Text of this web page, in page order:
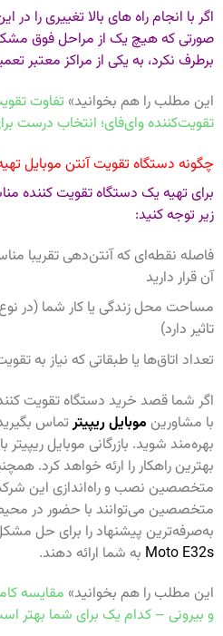
اگر با انجام راه های بالا تغییری را
صورتی که هیچ یک از مراحل فوق مشکل
برطرف نکرد، به یکی از مراکز معتبر
این مطلب را هم بخوانید» تفاوت
تقویت‌کننده وای‌فای؛ انتخاب درست
چگونه دستگاه تقویت آنتن موبایل
برای تهیه یک دستگاه تقویت کننده
زیر توجه کنید:
فاصله نقطه‌ای که آنتن‌دهی تقریبا
آن قرار دارید
مساحت محل زندگی یا کار شما (در
تاثیر دارد)
تعداد اتاق‌ها یا طبقاتی که نیاز به
اگر شما قصد خرید دستگاه تقویت
با مشاورین موبایل ریپیتر تماس
بهره‌مند شوید. بازرگانی موبایل
بهترین راهکار را ارئه خواهد کرد.
متخصصین نصب و راه‌اندازی این
متخصصین می‌توانند با حضور در محیط
به‌صرفه‌ترین پیشنهاد را برای حل
Moto E32s به شما ارائه دهند.
این مطلب را هم بخوانید» مقایسه
و بیرونی – کدام يک برای شما بهتر